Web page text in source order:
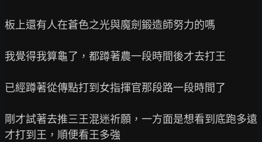
板上還有人在蒼色之光與魔劍鍛造師努力的嗎
我覺得我算龜了，都蹲著農一段時間後才去打王
已經蹲著從傳點打到女指揮官那段路一段時間了
剛才試著去推三王混迷祈願，一方面是想看到底跑多遠
才打到王，順便看王多強